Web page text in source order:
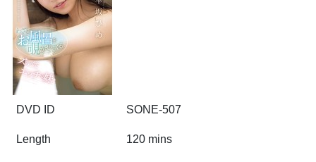
DVD ID SONE-507
Length 120 mins